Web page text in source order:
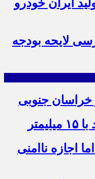
تولید ایران خودرو
لایحه بودجه
اجازه ناامنی